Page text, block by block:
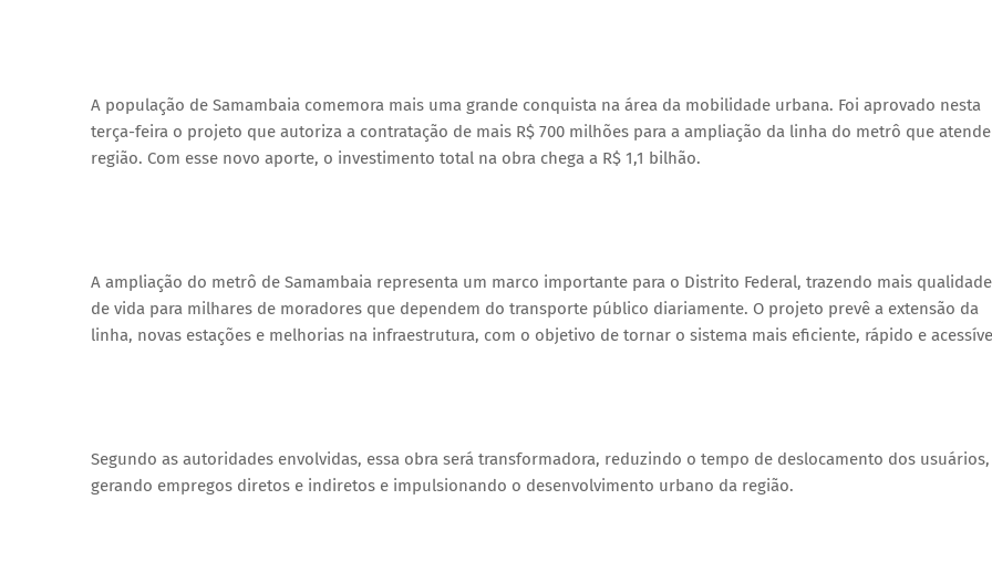
A população de Samambaia comemora mais uma grande conquista na área da mobilidade urbana. Foi aprovado nesta
terça-feira o projeto que autoriza a contratação de mais R$ 700 milhões para a ampliação da linha do metrô que
região. Com esse novo aporte, o investimento total na obra chega a R$ 1,1 bilhão.
A ampliação do metrô de Samambaia representa um marco importante para o Distrito Federal, trazendo mais qualidade
de vida para milhares de moradores que dependem do transporte público diariamente. O projeto prevê a extensão da
linha, novas estações e melhorias na infraestrutura, com o objetivo de tornar o sistema mais eficiente, rápido e
Segundo as autoridades envolvidas, essa obra será transformadora, reduzindo o tempo de deslocamento dos usuários,
gerando empregos diretos e indiretos e impulsionando o desenvolvimento urbano da região.